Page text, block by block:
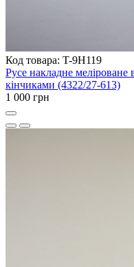
Код товара: T-9H119
Русе накладне меліроване
кінчиками (4322/27-613)
1 000 грн